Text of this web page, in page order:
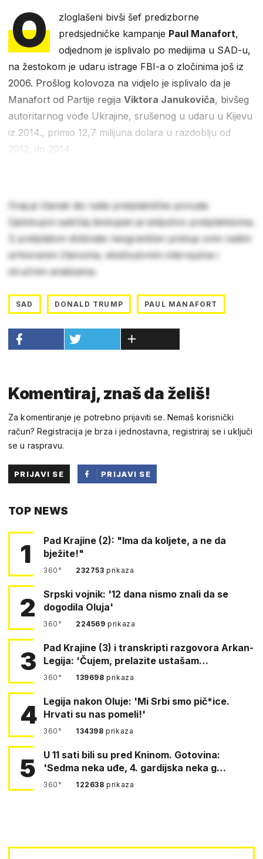
O
zloglašeni bivši šef predizborne
predsjedničke kampanje Paul Manafort,
odjednom je isplivalo po medijima u SAD-u,
na žestokom je udaru istrage FBI-a o zločinima još iz
2006. Prošlog kolovoza na vidjelo je isplivalo da je
Manafort od Partije regija Viktora Janukoviča, bivšeg
autoritarnog vođe Ukrajine, srušenog u udaru u Kijevu
iz 2014., primio 12,7 milijuna dolara u razdoblju od
2012. do 2014.
Ovaj je članak dio naše pretplatničke ponude.
Cjelokupni sadržaj dostupan je isključivo pretplatnicima.
S pretplatom dobivate neograničen pristup svim našim
arhiviranim člancima, ekskluzivnim intervjuima i
stručnim analizama.
SAD DONALD TRUMP PAUL MANAFORT
Komentiraj, znaš da želiš!
Za komentiranje je potrebno prijaviti se. Nemaš korisnički
račun? Registracija je brza i jednostavna, registriraj se i uključi
se u raspravu.
PRIJAVI SE
PRIJAVI SE
TOP NEWS
1
Pad Krajine (2): "Ima da koljete, a ne da
bježite!"
360° 232753prikaza
2
Srpski vojnik: '12 dana nismo znali da se
dogodila Oluja'
360° 224569prikaza
3
Pad Krajine (3) i transkripti razgovora Arkan-
Legija: 'Čujem, prelazite ustašam…
360° 139698prikaza
4 Legija nakon Oluje: 'Mi Srbi smo pič*ice.
Hrvati su nas pomeli!'
360° 134398prikaza
5
U 11 sati bili su pred Kninom. Gotovina:
'Sedma neka uđe, 4. gardijska neka g…
360° 122638prikaza